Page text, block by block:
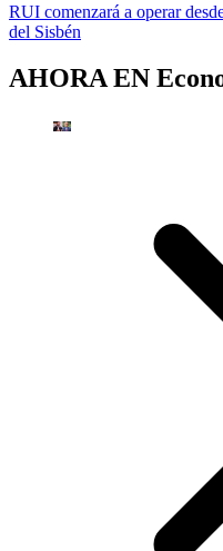
RUI comenzará a operar
del Sisbén
AHORA EN